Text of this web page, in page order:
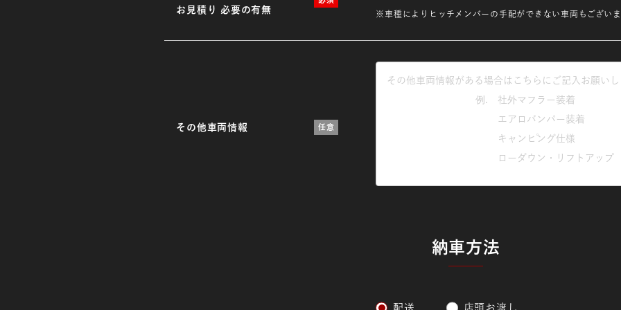
お見積り 必要の有無 ※車種によりヒッチメンバーの手配ができない車両もござい
その他車両情報
納車方法
配送 店頭お渡し